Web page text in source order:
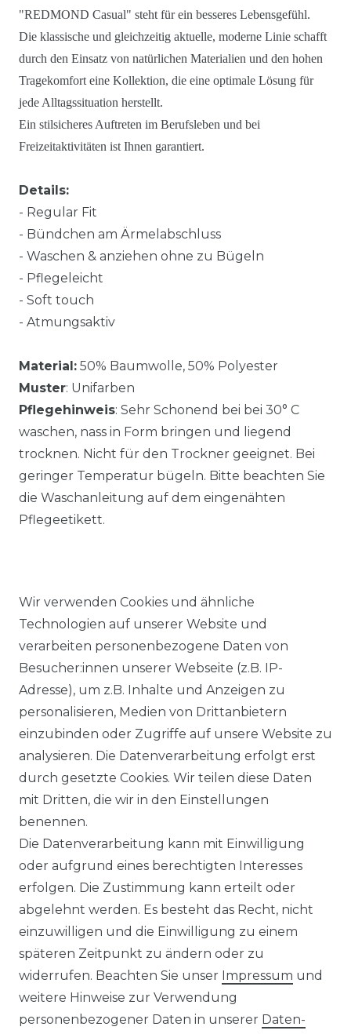
"REDMOND Casual" steht für ein besseres Lebensgefühl.
Die klassische und gleichzeitig aktuelle, moderne Linie schafft
durch den Einsatz von natürlichen Materialien und den hohen
Tragekomfort eine Kollektion, die eine optimale Lösung für
jede Alltagssituation herstellt.
Ein stilsicheres Auftreten im Berufsleben und bei
Freizeitaktivitäten ist Ihnen garantiert.
Details:
- Regular Fit
- Bündchen am Ärmelabschluss
- Waschen & anziehen ohne zu Bügeln
- Pflegeleicht
- Soft touch
- Atmungsaktiv
Material: 50% Baumwolle, 50% Polyester
Muster: Unifarben
Pflegehinweis: Sehr Schonend bei bei 30° C
waschen, nass in Form bringen und liegend
trocknen. Nicht für den Trockner geeignet. Bei
geringer Temperatur bügeln. Bitte beachten Sie
die Waschanleitung auf dem eingenähten
Pflegeetikett.
Ähnlicher Artikel
Casa Moda - Herren Polo-Shirt
unifarben in verschiedenen
Farben (993106500)
UVP 49,99 €
ab 47,99 € *
Impressum Daten­schutz­erklärung
Wir verwenden Cookies und ähnliche
Technologien auf unserer Website und
verarbeiten personenbezogene Daten von
Besucher:innen unserer Webseite (z.B. IP-
Adresse), um z.B. Inhalte und Anzeigen zu
personalisieren, Medien von Drittanbietern
einzubinden oder Zugriffe auf unsere Website zu
analysieren. Die Datenverarbeitung erfolgt erst
durch gesetzte Cookies. Wir teilen diese Daten
mit Dritten, die wir in den Einstellungen
benennen.
Die Datenverarbeitung kann mit Einwilligung
oder aufgrund eines berechtigten Interesses
erfolgen. Die Zustimmung kann erteilt oder
abgelehnt werden. Es besteht das Recht, nicht
einzuwilligen und die Einwilligung zu einem
späteren Zeitpunkt zu ändern oder zu
widerrufen. Beachten Sie unser Impressum und
weitere Hinweise zur Verwendung
personenbezogener Daten in unserer Daten­